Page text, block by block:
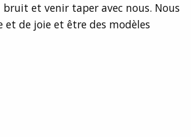
bruit et venir taper avec nous. Nous
et de joie et être des modèles